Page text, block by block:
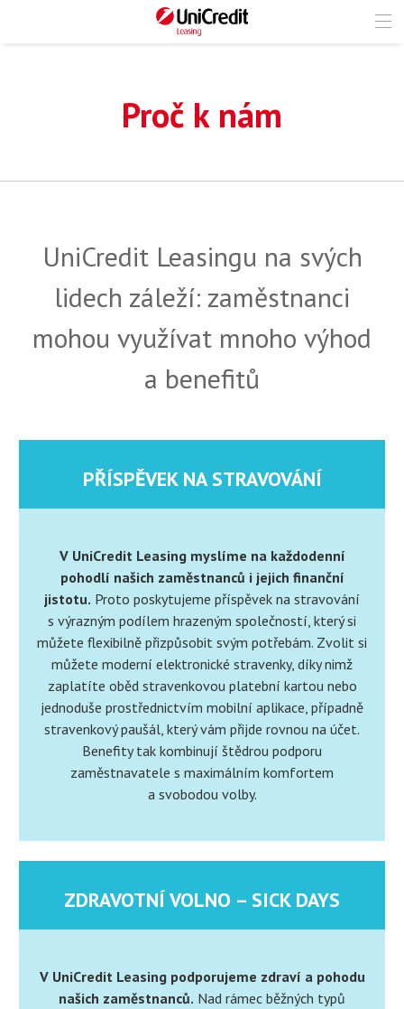
Proč k nám
UniCredit Leasingu na svých
lidech záleží: zaměstnanci
mohou využívat mnoho výhod
a benefitů
PŘÍSPĚVEK NA STRAVOVÁNÍ
V UniCredit Leasing myslíme na každodenní
pohodlí našich zaměstnanců i jejich finanční
jistotu. Proto poskytujeme příspěvek na stravování
s výrazným podílem hrazeným společností, který si
můžete flexibilně přizpůsobit svým potřebám. Zvolit si
můžete moderní elektronické stravenky, díky nimž
zaplatíte oběd stravenkovou platební kartou nebo
jednoduše prostřednictvím mobilní aplikace, případně
stravenkový paušál, který vám přijde rovnou na účet.
Benefity tak kombinují štědrou podporu
zaměstnavatele s maximálním komfortem
a svobodou volby.
ZDRAVOTNÍ VOLNO – SICK DAYS
V UniCredit Leasing podporujeme zdraví a pohodu
našich zaměstnanců. Nad rámec běžných typů